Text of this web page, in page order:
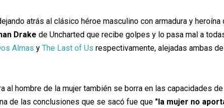
atrás al clásico héroe masculino con armadura y
Drake de Uncharted que recibe golpes y lo pasa mal a
Almas y The Last of Us respectivamente, alejadas ambas
al hombre de la mujer también se borra en las capacidades
de las conclusiones que se sacó fue que "la mujer no